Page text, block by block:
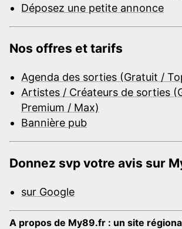
Déposez une petite annonce
Nos offres et tarifs
Agenda des sorties (Gratuit /
Artistes / Créateurs de sorties
Premium / Max)
Bannière pub
Donnez svp votre avis sur
sur Google
A propos de My89.fr : un site